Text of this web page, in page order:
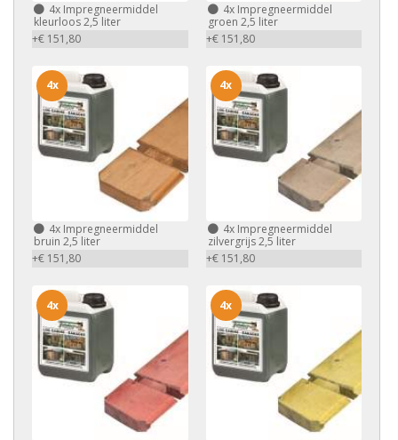
4x Impregneermiddel
kleurloos 2,5 liter
+€ 151,80
4xImpregneermiddel
groen 2,5 liter
+€ 151,80
4x Impregneermiddel
bruin 2,5 liter
+€ 151,80
4x
4xImpregneermiddel
zilvergrijs 2,5 liter
+€ 151,80
4x
4x 4x